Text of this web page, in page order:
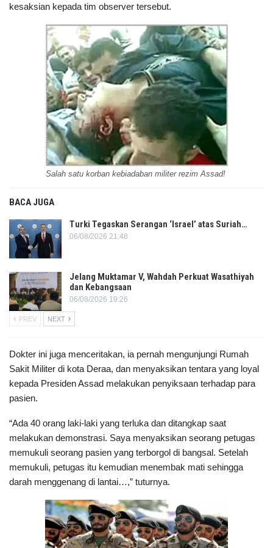
kesaksian kepada tim observer tersebut.
Salah satu korban kebiadaban militer rezim Assad!
BACA JUGA
Turki Tegaskan Serangan ‘Israel’ atas Suriah…
06/08/2026 21:48
Jelang Muktamar V, Wahdah Perkuat Wasathiyah
dan Kebangsaan
06/08/2026 19:26
PREV NEXT
Dokter ini juga menceritakan, ia pernah mengunjungi Rumah
Sakit Militer di kota Deraa, dan menyaksikan tentara yang loyal
kepada Presiden Assad melakukan penyiksaan terhadap para
pasien.
“Ada 40 orang laki-laki yang terluka dan ditangkap saat
melakukan demonstrasi. Saya menyaksikan seorang petugas
memukuli seorang pasien yang terborgol di bangsal. Setelah
memukuli, petugas itu kemudian menembak mati sehingga
darah menggenang di lantai…,” tuturnya.